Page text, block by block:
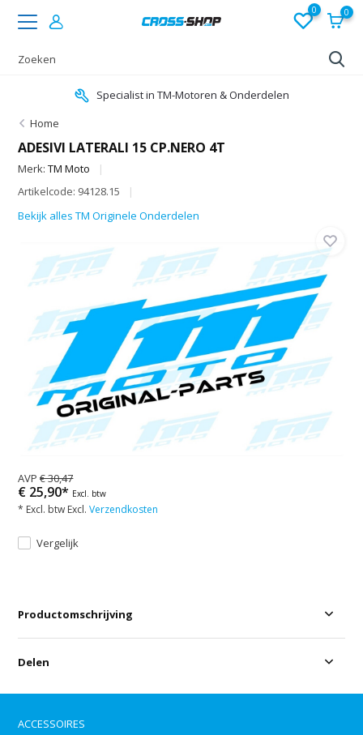
0 0
Specialist in TM-Motoren & Onderdelen
Home
ADESIVI LATERALI 15 CP.NERO 4T
Merk:TM Moto
Artikelcode: 94128.15
Bekijk alles TM Originele Onderdelen
AVP€ 30,47
€ 25,90* Excl. btw
* Excl. btw Excl.Verzendkosten
Vergelijk
Productomschrijving
Delen
ACCESSOIRES